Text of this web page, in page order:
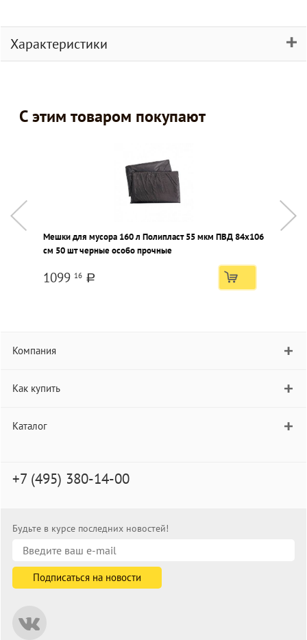
Характеристики
С этим товаром покупают
Мешки для мусора 160 л Полипласт 55 мкм ПВД 84х106
см 50 шт черные особо прочные
1099 16 a
Компания
Как купить
Каталог
+7 (495) 380-14-00
Будьте в курсе последних новостей!